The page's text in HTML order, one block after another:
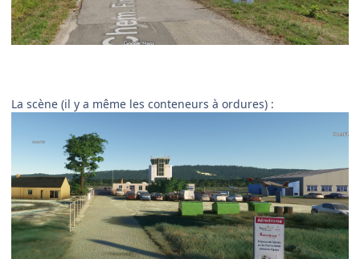
La scène (il y a même les conteneurs à ordures) :